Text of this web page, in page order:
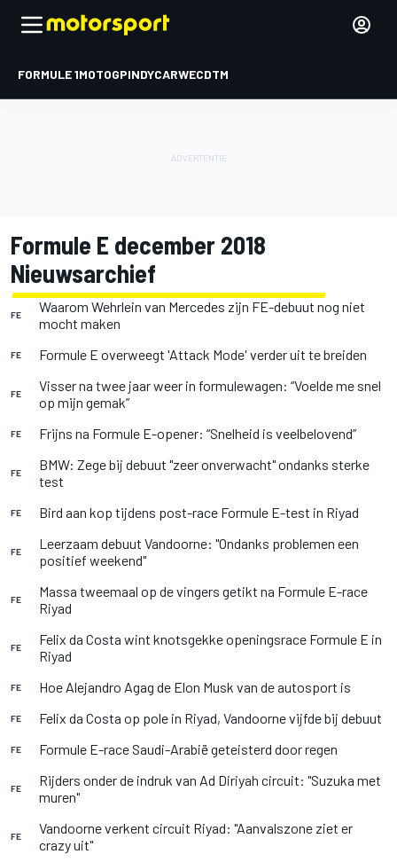
FORMULE 1MOTOGPINDYCARWECDTM
Formule E december 2018
Nieuwsarchief
FE
Waarom Wehrlein van Mercedes zijn FE-debuut nog niet
mocht maken
FE Formule E overweegt 'Attack Mode' verder uit te breiden
FE
Visser na twee jaar weer in formulewagen: “Voelde me snel
op mijn gemak”
FE Frijns na Formule E-opener: “Snelheid is veelbelovend”
FE
BMW: Zege bij debuut "zeer onverwacht" ondanks sterke
test
FE Bird aan kop tijdens post-race Formule E-test in Riyad
FE
Leerzaam debuut Vandoorne: "Ondanks problemen een
positief weekend"
FE
Massa tweemaal op de vingers getikt na Formule E-race
Riyad
FE
Felix da Costa wint knotsgekke openingsrace Formule E in
Riyad
FE Hoe Alejandro Agag de Elon Musk van de autosport is
FE Felix da Costa op pole in Riyad, Vandoorne vijfde bij debuut
FE Formule E-race Saudi-Arabië geteisterd door regen
FE
Rijders onder de indruk van Ad Diriyah circuit: "Suzuka met
muren"
FE
Vandoorne verkent circuit Riyad: "Aanvalszone ziet er
crazy uit"